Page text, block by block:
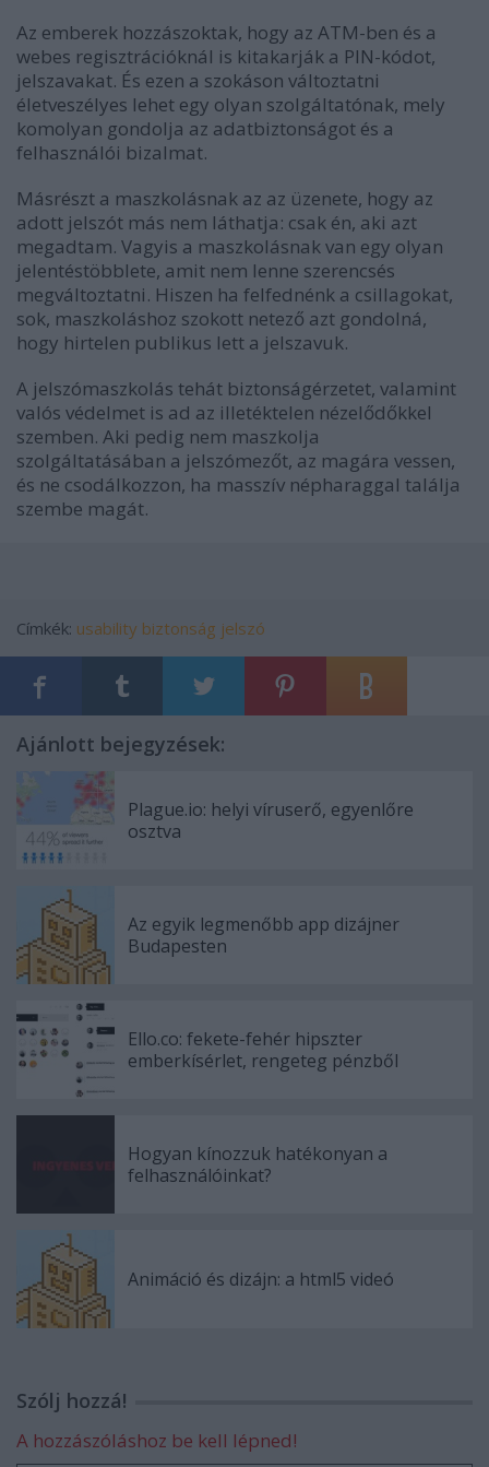
Az emberek hozzászoktak, hogy az ATM-ben és a
webes regisztrációknál is kitakarják a PIN-kódot,
jelszavakat. És ezen a szokáson változtatni
életveszélyes lehet egy olyan szolgáltatónak, mely
komolyan gondolja az adatbiztonságot és a
felhasználói bizalmat.
Másrészt a maszkolásnak az az üzenete, hogy az
adott jelszót más nem láthatja: csak én, aki azt
megadtam. Vagyis a maszkolásnak van egy olyan
jelentéstöbblete, amit nem lenne szerencsés
megváltoztatni. Hiszen ha felfednénk a csillagokat,
sok, maszkoláshoz szokott netező azt gondolná,
hogy hirtelen publikus lett a jelszavuk.
A jelszómaszkolás tehát biztonságérzetet, valamint
valós védelmet is ad az illetéktelen nézelődőkkel
szemben. Aki pedig nem maszkolja
szolgáltatásában a jelszómezőt, az magára vessen,
és ne csodálkozzon, ha masszív népharaggal találja
szembe magát.
Címkék: usability biztonság jelszó
Ajánlott bejegyzések:
Plague.io: helyi víruserő, egyenlőre
osztva
Az egyik legmenőbb app dizájner
Budapesten
Ello.co: fekete-fehér hipszter
emberkísérlet, rengeteg pénzből
Hogyan kínozzuk hatékonyan a
felhasználóinkat?
Animáció és dizájn: a html5 videó
Szólj hozzá!
A hozzászóláshoz be kell lépned!